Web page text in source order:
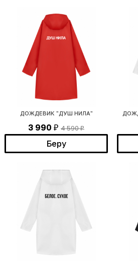
ДОЖДЕВИК "ДУШ НИЛА"
3 990 ₽ 4 590₽
Беру